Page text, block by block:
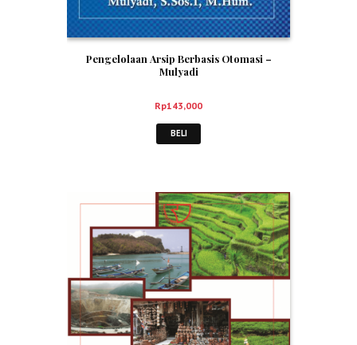
Pengelolaan Arsip Berbasis Otomasi –
Mulyadi
Rp143,000
BELI